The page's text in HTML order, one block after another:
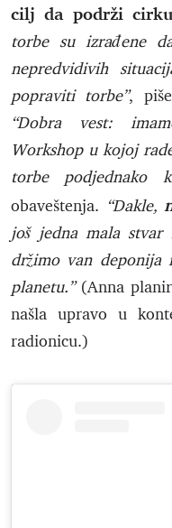
cilj da podrži
torbe su izrađene
nepredvidivih
popraviti torbe”,
“Dobra vest:
Workshop u kojoj
torbe podjednako
obaveštenja. “Dakle,
još jedna mala
držimo van deponija
planetu.”(Anna
našla upravo u
radionicu.)